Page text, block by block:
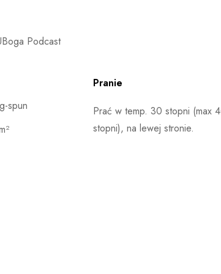
Podcast
spun
Pranie
Prać w temp. 30 stopni (max
stopni), na lewej stronie.